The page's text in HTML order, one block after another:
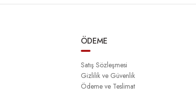
ÖDEME
Satış Sözleşmesi
Gizlilik ve Güvenlik
Ödeme ve Teslimat